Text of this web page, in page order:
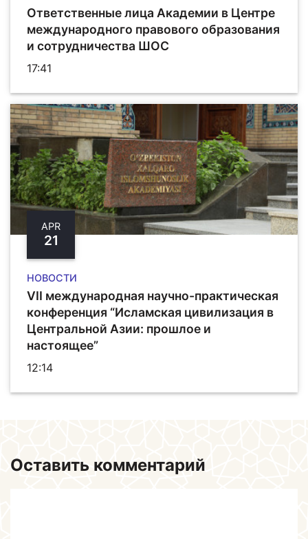
Ответственные лица Академии в Центре
международного правового образования
и сотрудничества ШОС
17:41
APR
21
НОВОСТИ
VII международная научно-практическая
конференция “Исламская цивилизация в
Центральной Азии: прошлое и
настоящее”
12:14
Оставить комментарий